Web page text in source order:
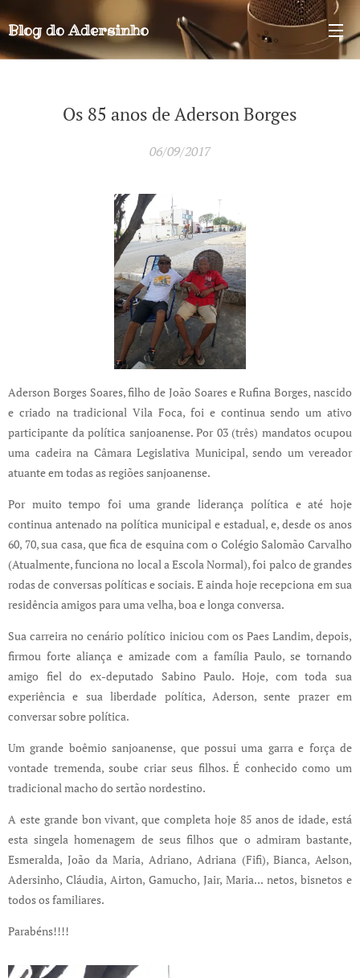
Blog doAdersinho
Os 85 anos de Aderson Borges
06/09/2017
Aderson Borges Soares, filho de João Soares e Rufina Borges, nascido
e criado na tradicional Vila Foca, foi e continua sendo um ativo
participante da política sanjoanense. Por 03 (três) mandatos ocupou
uma cadeira na Câmara Legislativa Municipal, sendo um vereador
atuante em todas as regiões sanjoanense.
Por muito tempo foi uma grande liderança política e até hoje
continua antenado na política municipal e estadual, e, desde os anos
60, 70, sua casa, que fica de esquina com o Colégio Salomão Carvalho
(Atualmente, funciona no local a Escola Normal), foi palco de grandes
rodas de conversas políticas e sociais. E ainda hoje recepciona em sua
residência amigos para uma velha, boa e longa conversa.
Sua carreira no cenário político iniciou com os Paes Landim, depois,
firmou forte aliança e amizade com a família Paulo, se tornando
amigo fiel do ex-deputado Sabino Paulo. Hoje, com toda sua
experiência e sua liberdade política, Aderson, sente prazer em
conversar sobre política.
Um grande boêmio sanjoanense, que possui uma garra e força de
vontade tremenda, soube criar seus filhos. É conhecido como um
tradicional macho do sertão nordestino.
A este grande bon vivant, que completa hoje 85 anos de idade, está
esta singela homenagem de seus filhos que o admiram bastante,
Esmeralda, João da Maria, Adriano, Adriana (Fifi), Bianca, Aelson,
Adersinho, Cláudia, Airton, Gamucho, Jair, Maria... netos, bisnetos e
todos os familiares.
Parabéns!!!!